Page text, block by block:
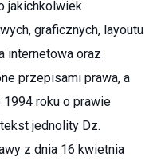
jakichkolwiek
graficznych, layoutu
internetowa oraz
przepisami prawa, a
roku o prawie
jednolity Dz.
z dnia 16 kwietnia